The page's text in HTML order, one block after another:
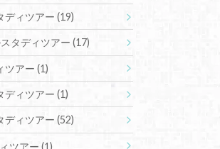
ディツアー(19)
タディツアー(17)
ツアー(1)
ディツアー(1)
ディツアー(52)
ツアー(1)